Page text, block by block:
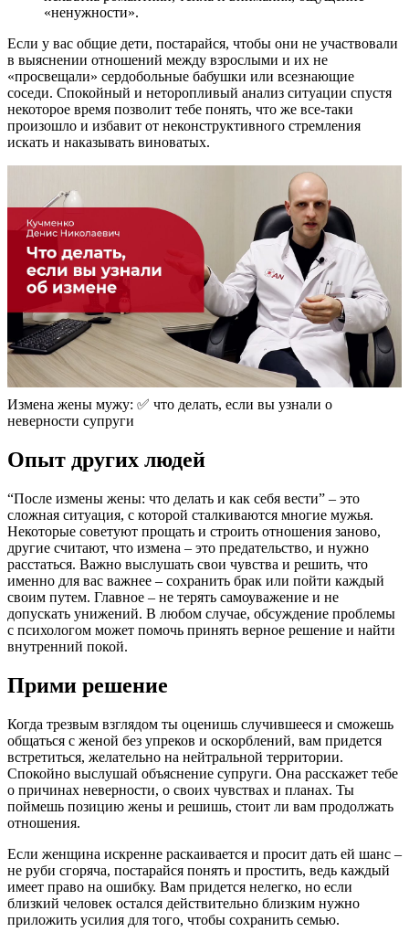
«ненужности».
Если у вас общие дети, постарайся, чтобы они не участвовали
в выяснении отношений между взрослыми и их не
«просвещали» сердобольные бабушки или всезнающие
соседи. Спокойный и неторопливый анализ ситуации спустя
некоторое время позволит тебе понять, что же все-таки
произошло и избавит от неконструктивного стремления
искать и наказывать виноватых.
Измена жены мужу: ✅ что делать, если вы узнали о
неверности супруги
Опыт других людей
“После измены жены: что делать и как себя вести” – это
сложная ситуация, с которой сталкиваются многие мужья.
Некоторые советуют прощать и строить отношения заново,
другие считают, что измена – это предательство, и нужно
расстаться. Важно выслушать свои чувства и решить, что
именно для вас важнее – сохранить брак или пойти каждый
своим путем. Главное – не терять самоуважение и не
допускать унижений. В любом случае, обсуждение проблемы
с психологом может помочь принять верное решение и найти
внутренний покой.
Прими решение
Когда трезвым взглядом ты оценишь случившееся и сможешь
общаться с женой без упреков и оскорблений, вам придется
встретиться, желательно на нейтральной территории.
Спокойно выслушай объяснение супруги. Она расскажет тебе
о причинах неверности, о своих чувствах и планах. Ты
поймешь позицию жены и решишь, стоит ли вам продолжать
отношения.
Если женщина искренне раскаивается и просит дать ей шанс –
не руби сгоряча, постарайся понять и простить, ведь каждый
имеет право на ошибку. Вам придется нелегко, но если
близкий человек остался действительно близким нужно
приложить усилия для того, чтобы сохранить семью.